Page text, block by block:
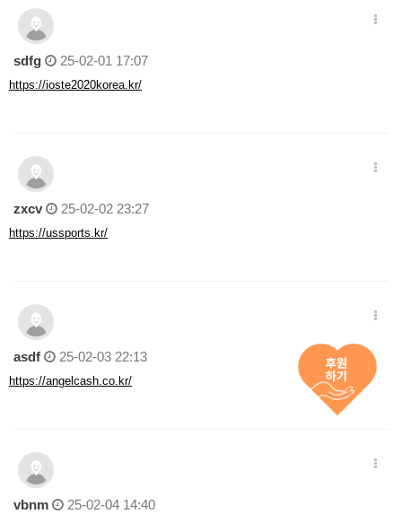
sdfg 25-02-01 17:07
https://ioste2020korea.kr/
zxcv 25-02-02 23:27
https://ussports.kr/
asdf 25-02-03 22:13
https://angelcash.co.kr/
vbnm 25-02-04 14:40